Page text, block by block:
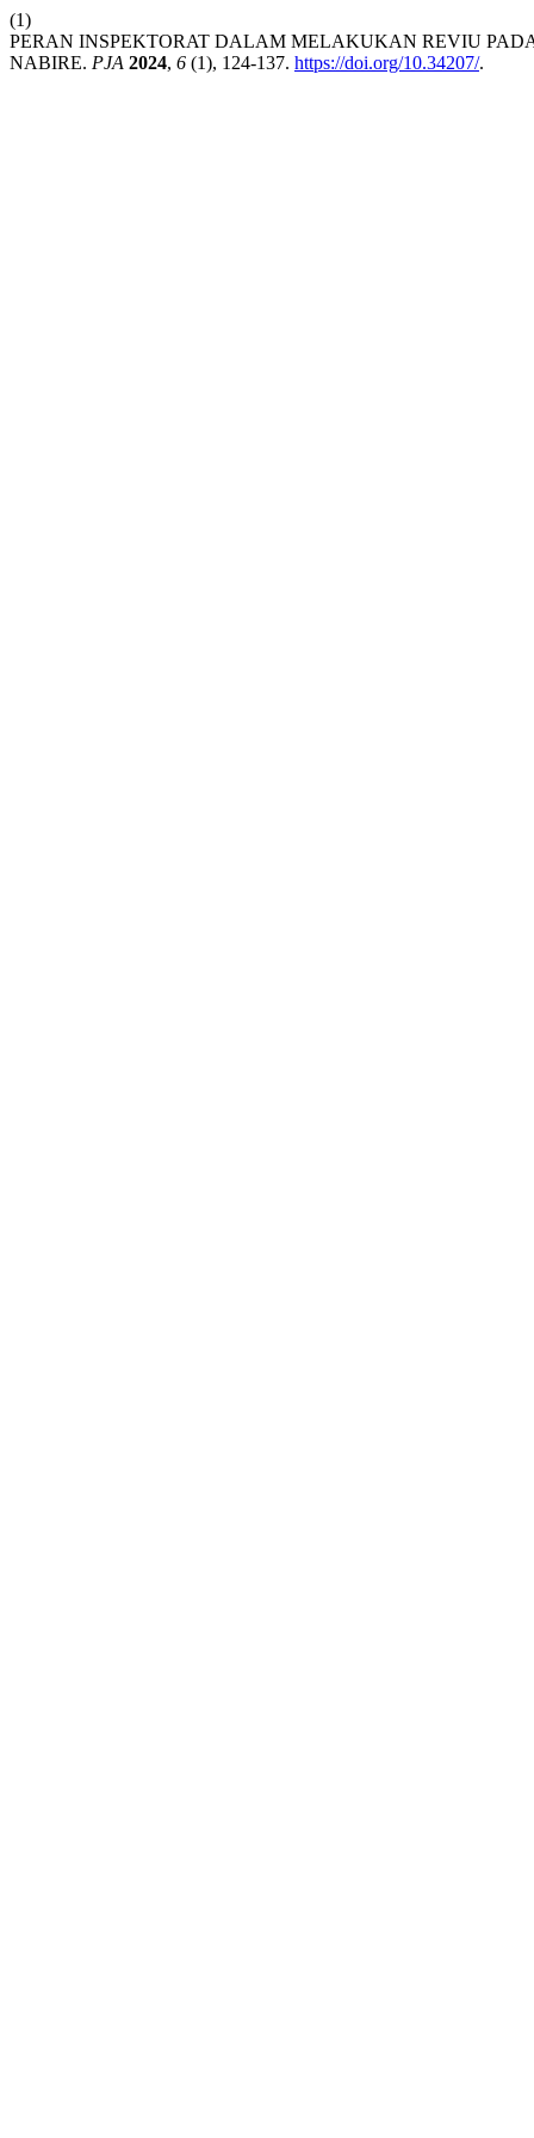
(1)
PERAN INSPEKTORAT DALAM MELAKUKAN REVIU
NABIRE. PJA 2024, 6 (1), 124-137. https://doi.org/10.34207/.